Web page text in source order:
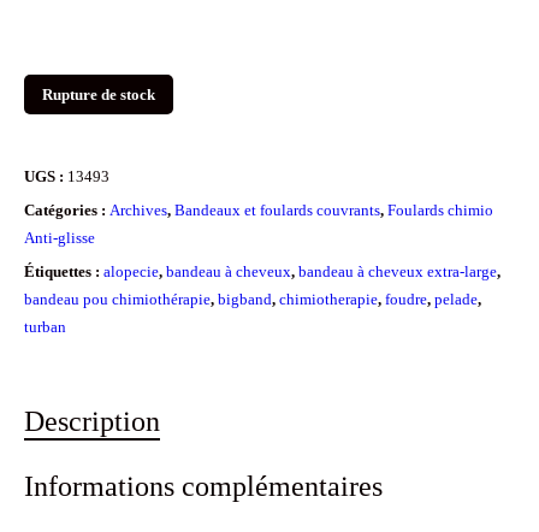
Rupture de stock
UGS : 13493
Catégories : Archives, Bandeaux et foulards couvrants, Foulards chimio
Anti-glisse
Étiquettes : alopecie, bandeau à cheveux, bandeau à cheveux extra-large,
bandeau pou chimiothérapie, bigband, chimiotherapie, foudre, pelade,
turban
Description
Informations complémentaires